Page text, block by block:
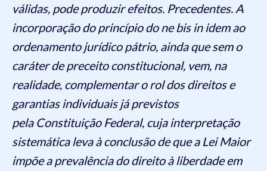
válidas, pode produzir efeitos. Precedentes. A
incorporação do princípio do ne bis in idem ao
ordenamento jurídico pátrio, ainda que sem o
caráter de preceito constitucional, vem, na
realidade, complementar o rol dos direitos e
garantias individuais já previstos
pela Constituição Federal, cuja interpretação
sistemática leva à conclusão de que a Lei Maior
impõe a prevalência do direito à liberdade em